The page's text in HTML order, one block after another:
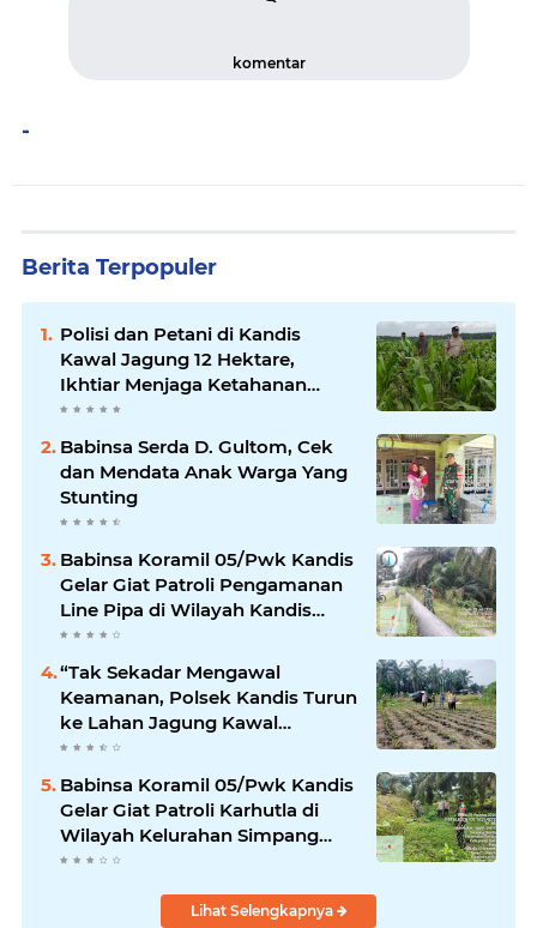
komentar
-
Berita Terpopuler
Polisi dan Petani di Kandis
Kawal Jagung 12 Hektare,
Ikhtiar Menjaga Ketahanan
Pangan
Babinsa Serda D. Gultom, Cek
dan Mendata Anak Warga Yang
Stunting
Babinsa Koramil 05/Pwk Kandis
Gelar Giat Patroli Pengamanan
Line Pipa di Wilayah Kandis
Kandis
“Tak Sekadar Mengawal
Keamanan, Polsek Kandis Turun
ke Lahan Jagung Kawal
Ketahanan Pangan
Babinsa Koramil 05/Pwk Kandis
Gelar Giat Patroli Karhutla di
Wilayah Kelurahan Simpang
Belutu
Lihat Selengkapnya